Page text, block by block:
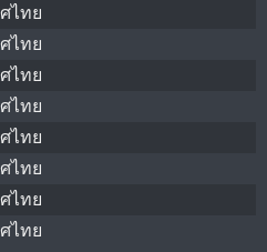
ไทย
ไทย
ไทย
ไทย
ไทย
ไทย
ไทย
ไทย